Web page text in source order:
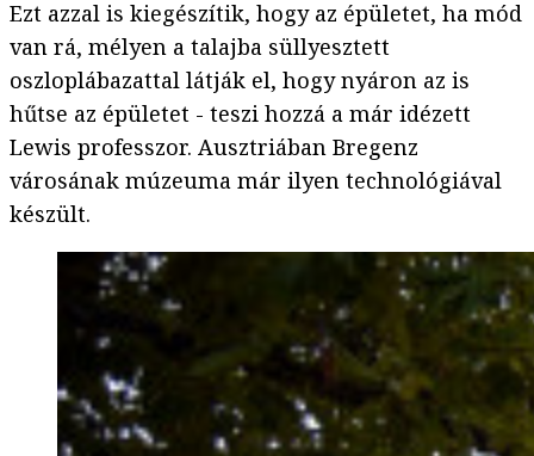
Ezt azzal is kiegészítik, hogy az épületet, ha mód
van rá, mélyen a talajba süllyesztett
oszloplábazattal látják el, hogy nyáron az is
hűtse az épületet - teszi hozzá a már idézett
Lewis professzor. Ausztriában Bregenz
városának múzeuma már ilyen technológiával
készült.